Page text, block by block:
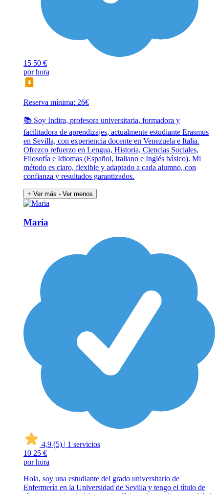
15 50 €
por hora
Reserva mínima: 26€
📚 Soy Indira, profesora universitaria, formadora y
facilitadora de aprendizajes, actualmente estudiante Erasmus
en Sevilla, con experiencia docente en Venezuela e Italia.
Ofrezco refuerzo en Lengua, Historia, Ciencias Sociales,
Filosofía e Idiomas (Español, Italiano e Inglés básico). Mi
método es claro, flexible y adaptado a cada alumno, con
confianza y resultados garantizados.
+ Ver más - Ver menos
Maria
4,9 (5) | 1 servicios
10 25 €
por hora
Hola, soy una estudiante del grado universitario de
Enfermería en la Universidad de Sevilla y tengo el título de